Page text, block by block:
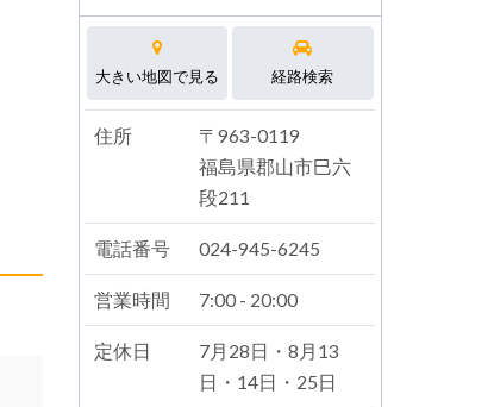
大きい地図で見る 経路検索
住所
〒963-0119
福島県郡山市巳六
段211
電話番号 024-945-6245
営業時間 7:00 - 20:00
定休日
7月28日・8月13
日・14日・25日